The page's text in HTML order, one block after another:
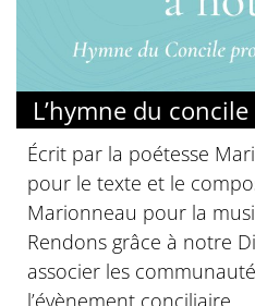
L’hymne du
Écrit par la poétesse
pour le texte et le
Marionneau pour la
Rendons grâce à notre
associer les
l’évènement conciliaire.